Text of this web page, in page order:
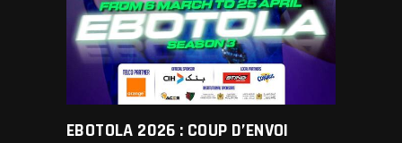
EBOTOLA 2026 : COUP D’ENVOI